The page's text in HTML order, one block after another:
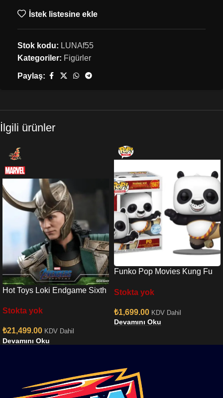
İstek listesine ekle
Stok kodu: LUNAf55
Kategoriler: Figürler
Paylaş:
İlgili ürünler
Hot Toys Loki Endgame Sixth
Stokta yok
₺21,499.00 KDV Dahil
Devamını Oku
Funko Pop Movies Kung Fu
Exclusive No:1567
Stokta yok
₺1,699.00 KDV Dahil
Devamını Oku